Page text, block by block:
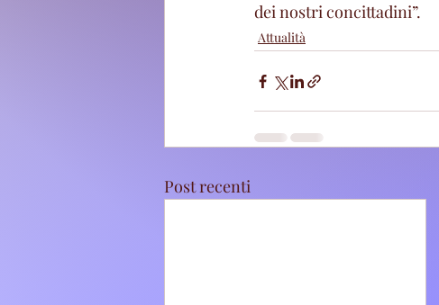
dei nostri concittadini”.
Attualità
Post recenti